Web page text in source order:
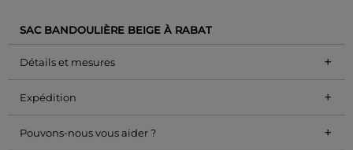
SAC BANDOULIÈRE BEIGE À RABAT
Détails et mesures +
Expédition +
Pouvons-nous vous aider ? +